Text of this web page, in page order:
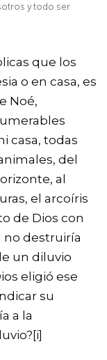
y todo ser
que los
o en casa, es
Noé,
casa, todas
del
al
el arcoíris
de Dios con
no destruiría
un diluvio
eligió ese
su
a la
[i]